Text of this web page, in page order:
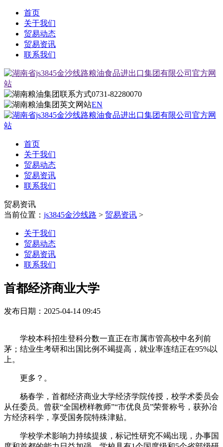
首页
关于我们
贸易动态
贸易资讯
联系我们
0731-82280070
EN
首页
关于我们
贸易动态
贸易资讯
联系我们
贸易资讯
当前位置： js3845金沙线路 > 贸易资讯 >
关于我们
贸易动态
贸易资讯
联系我们
首都经济商业大学
发布日期：2025-04-14 09:45
学校本科招生登科分数一直正在市属市管高校中名列前
茅；结业生考研和出国比例不竭提高，就业率连结正在95%以
上。
更多？。
杨春学，首都经济商业大学经济学院传授，校学术委员会
从任委员。曾获“全国榜样教师”“市优良员”荣誉称号，获孙冶
方经济科学，享受国务院特殊津贴。
学校学术影响力持续提拔，标记性研究不竭出现，办事国